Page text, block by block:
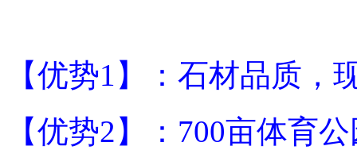
【优势1】：石材品质，
【优势2】：700亩体育